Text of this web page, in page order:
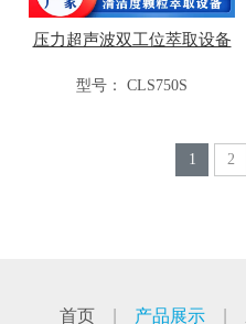
压力超声波双工位萃取设备
型号： CLS750S
1 2
首页 产品展示